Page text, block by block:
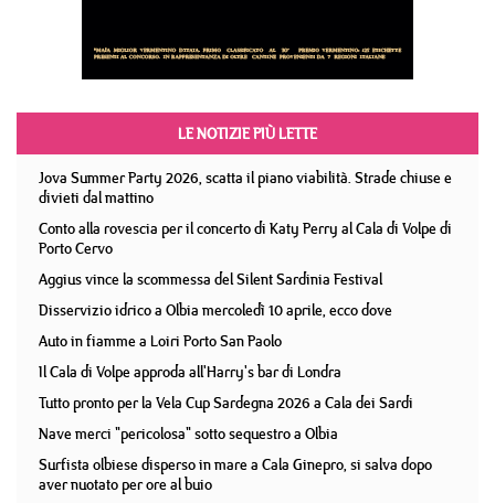
LE NOTIZIE PIÙ LETTE
Jova Summer Party 2026, scatta il piano viabilità. Strade chiuse e
divieti dal mattino
Conto alla rovescia per il concerto di Katy Perry al Cala di Volpe di
Porto Cervo
Aggius vince la scommessa del Silent Sardinia Festival
Disservizio idrico a Olbia mercoledì 10 aprile, ecco dove
Auto in fiamme a Loiri Porto San Paolo
Il Cala di Volpe approda all'Harry's bar di Londra
Tutto pronto per la Vela Cup Sardegna 2026 a Cala dei Sardi
Nave merci "pericolosa" sotto sequestro a Olbia
Surfista olbiese disperso in mare a Cala Ginepro, si salva dopo
aver nuotato per ore al buio